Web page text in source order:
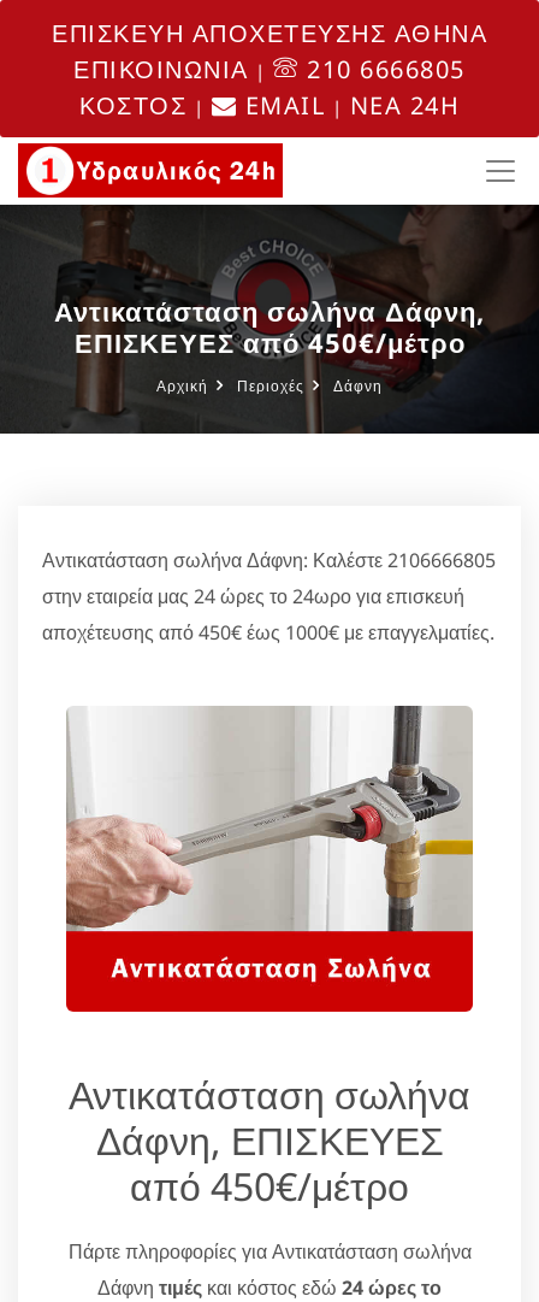
ΕΠΙΣΚΕΥΗ ΑΠΟΧΕΤΕΥΣΗΣ ΑΘΗΝΑ
ΕΠΙΚΟΙΝΩΝΙΑ |
210 6666805
ΚΟΣΤΟΣ | EMAIL | NEA 24H
Αντικατάσταση σωλήνα Δάφνη,
ΕΠΙΣΚΕΥΕΣ από 450€/μέτρο
Αρχική Περιοχές Δάφνη
Αντικατάσταση σωλήνα Δάφνη: Καλέστε 2106666805
στην εταιρεία μας 24 ώρες το 24ωρο για επισκευή
αποχέτευσης από 450€ έως 1000€ με επαγγελματίες.
Αντικατάσταση σωλήνα
Δάφνη, ΕΠΙΣΚΕΥΕΣ
από 450€/μέτρο
Πάρτε πληροφορίες για Αντικατάσταση σωλήνα
Δάφνη τιμές και κόστος εδώ 24 ώρες το